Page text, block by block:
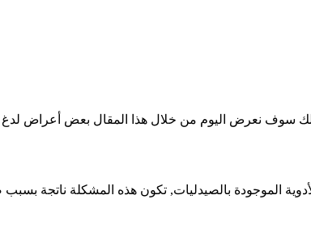
سوف نعرض اليوم من خلال هذا المقال بعض أعراض
الموجودة بالصيدليات, تكون هذه المشكلة ناتجة